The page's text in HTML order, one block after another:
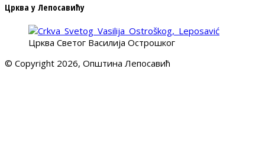
Црква у Лепосавићу
Црква Светог Василија Острошког
© Copyright 2026, Општина Лепосавић